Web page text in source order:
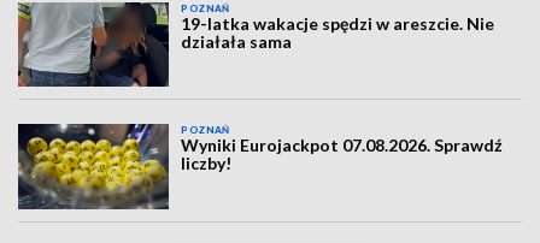
POZNAŃ
19-latka wakacje spędzi w areszcie. Nie
działała sama
POZNAŃ
Wyniki Eurojackpot 07.08.2026. Sprawdź
liczby!